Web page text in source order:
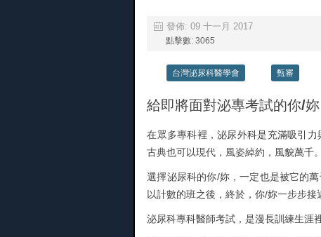
發佈: 09 十一月 2017
點擊數: 3065
台灣泌尿科醫學會 甄審
給即將面對泌專考試的你/妳
在眾多專科裡，泌尿外科是充滿吸引
古典也可以現代，風姿綽約，風貌萬千。
選擇泌尿科的你/妳，一定也是被它的
以計數的班之後，終於，你/妳一步步接
泌尿科專科醫師考試，是漫長訓練生涯